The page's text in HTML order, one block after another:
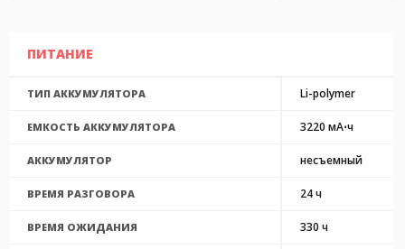
ПИТАНИЕ
ТИП АККУМУЛЯТОРА Li-polymer
ЕМКОСТЬ АККУМУЛЯТОРА 3220 мА⋅ч
АККУМУЛЯТОР несъемный
ВРЕМЯ РАЗГОВОРА 24 ч
ВРЕМЯ ОЖИДАНИЯ 330 ч